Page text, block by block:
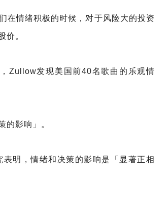
在情绪积极的时候，对于风险大的投资
价。
Zullow发现美国前40名歌曲的乐观情
的影响」。
明，情绪和决策的影响是「显著正相